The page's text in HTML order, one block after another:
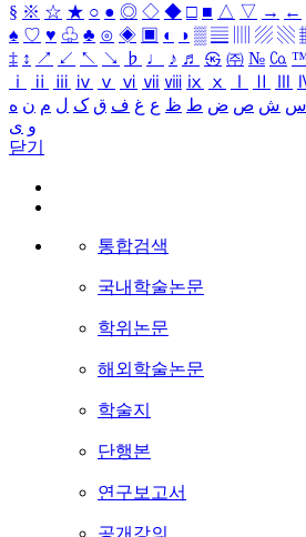
§ ※ ☆ ★ ○ ● ◎ ◇ ◆ □ ■ △ ▽ → ←
♠ ♡ ♥ ♧ ♣ ⊙ ◈ ▣ ◐ ◑ ▒ ▤ ▨ ▧
‡ ↕ ↗ ↙ ↖ ↘ ♭ ♩ ♪ ♬ ㉿ ㈜ № ㏇
ⅰ
ⅱ ⅲ ⅳ ⅴ ⅵ ⅶ ⅷ ⅸ ⅹ
س ش ص ض ط ظ ع غ ف ق ک ل م ن ه
و ی
닫기
통합검색
국내학술논문
학위논문
해외학술논문
학술지
단행본
연구보고서